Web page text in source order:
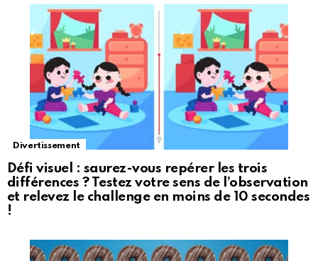
Divertissement
Défi visuel : saurez-vous repérer les trois
différences ? Testez votre sens de l’observation
et relevez le challenge en moins de 10 secondes
!